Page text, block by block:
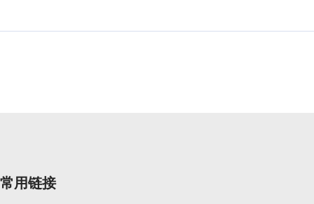
常用链接